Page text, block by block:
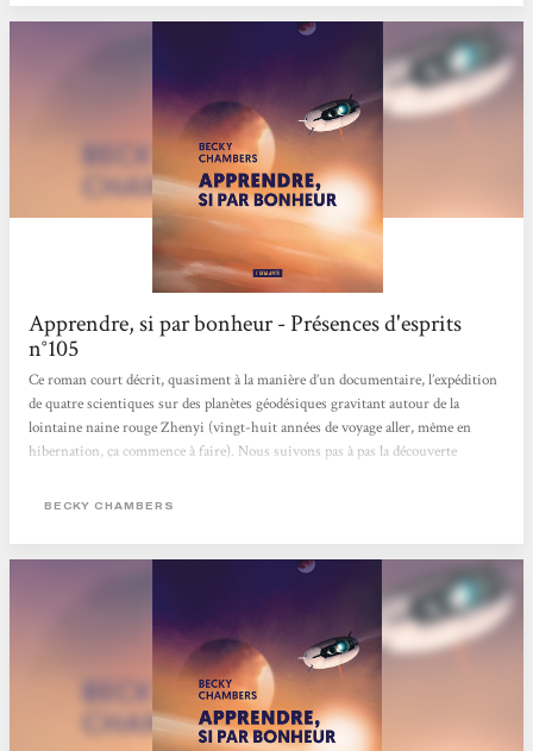
Apprendre, si par bonheur - Présences d'esprits
n°105
Ce roman court décrit, quasiment à la manière d’un documentaire, l’expédition
de quatre scientiques sur des planètes géodésiques gravitant autour de la
lointaine naine rouge Zhenyi (vingt-huit années de voyage aller, même en
hibernation, ça commence à faire). Nous suivons pas à pas la découverte
perturber par leur seule présence. Chaque planète les confronte à des choix
disposent des moyens d’augmenter partiellement leurs corps). La narration
BECKY CHAMBERS